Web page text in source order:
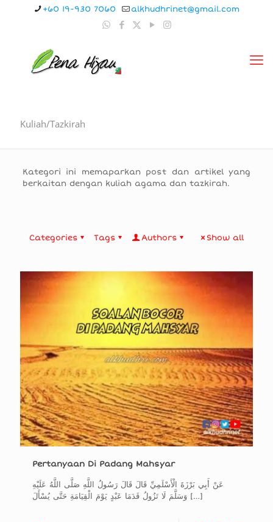
+60 19-930 7060 alkhudhrinet@gmail.com
Kuliah/Tazkirah
Kategori ini memaparkan post dan artikel yang
berkaitan dengan kuliah agama dan tazkirah.
Categories Tags Authors Show all
Pertanyaan Di Padang Mahsyar
عَنْ أَبِي بَرْزَةَ الْأَسْلَمِيِّ قَالَ قَالَ رَسُولُ اللَّهِ صَلَّى اللَّهُ عَلَيْهِ
وَسَلَّمَ لَا تَزُولُ قَدَمَا عَبْدٍ يَوْمَ الْقِيَامَةِ حَتَّى يُسْأَلَ […]